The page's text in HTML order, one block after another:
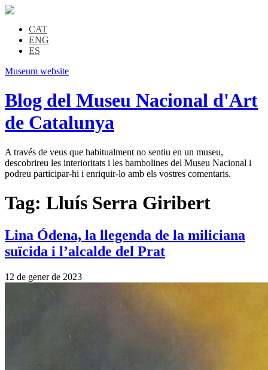
CAT
ENG
ES
Museum website
Blog del Museu Nacional d'Art
de Catalunya
A través de veus que habitualment no sentiu en un museu,
descobrireu les interioritats i les bambolines del Museu Nacional i
podreu participar-hi i enriquir-lo amb els vostres comentaris.
Tag: Lluís Serra Giribert
Lina Ódena, la llegenda de la miliciana
suïcida i l’alcalde del Prat
12 de gener de 2023